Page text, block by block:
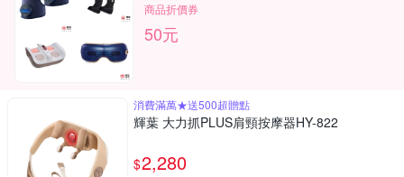
商品折價券
50元
消費滿萬★送500超贈點
輝葉 大力抓PLUS肩頸按摩器HY-822
$2,280